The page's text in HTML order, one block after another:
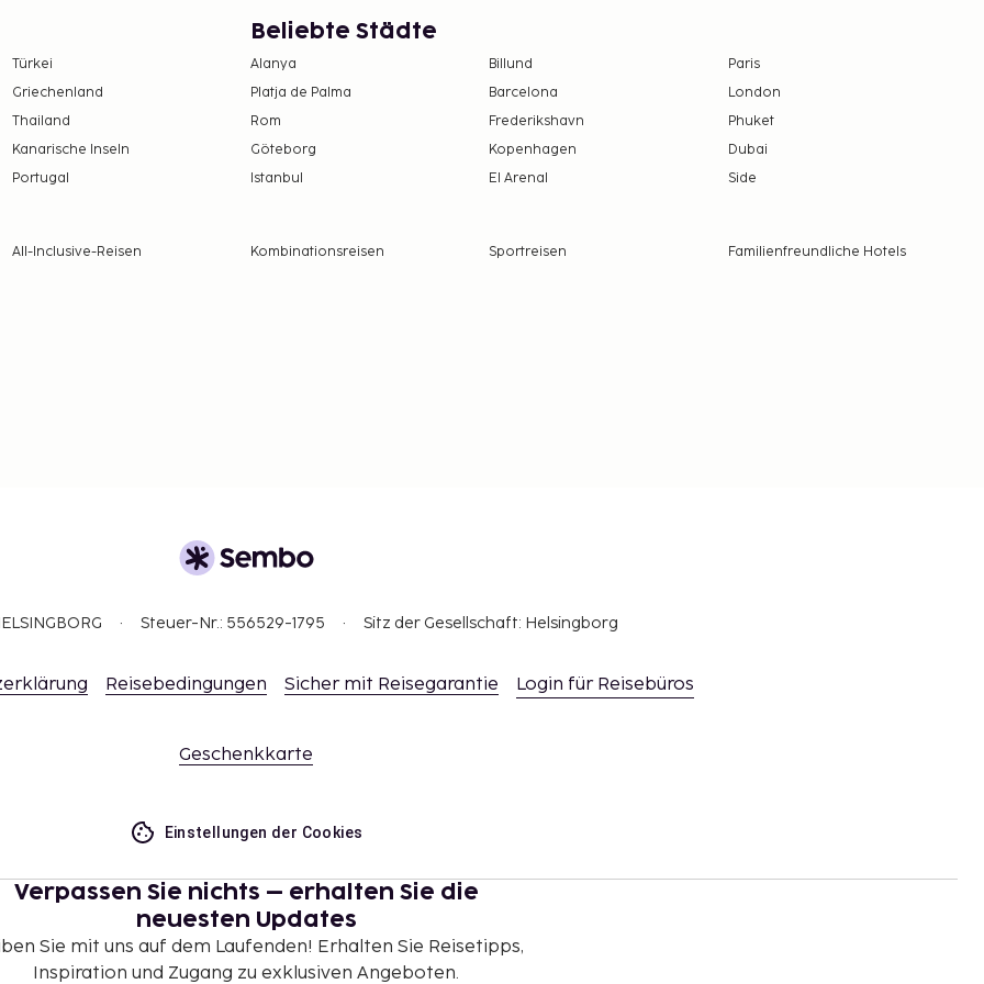
Frühstück wird unter
von Fáilte
die für die
ist.
Person
(650 Meter entfernt;
Verfügbarkeit)
14:00 Uhr
Türkei
Griechenland
Thailand
Kanarische Inseln
Portugal
Beliebte Städte
Alanya Billund
Paris
Platja de Palma
Barcelona
London
Rom
Frederikshavn
Phuket
Göteborg
Kopenhagen
Dubai
Istanbul
El Arenal Side
All-Inclusive-Reisen Kombinationsreisen Sportreisen
Familienfreundliche Hotels
Steuer-Nr.: 556529-1795 Sitz der Gesellschaft: Helsingborg
Reisebedingungen Sicher mit Reisegarantie Login für Reisebüros
Geschenkkarte
Einstellungen der Cookies
Verpassen Sie nichts – erhalten Sie die
neuesten Updates
Sie mit uns auf dem Laufenden! Erhalten Sie Reisetipps,
Inspiration und Zugang zu exklusiven Angeboten.